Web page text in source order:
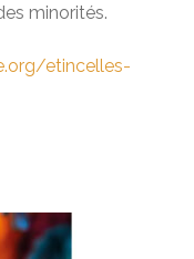
minorités.
etincelles-